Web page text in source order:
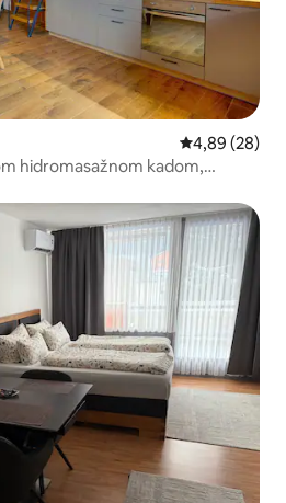
Prosječna
4,89 (28)
hidromasažnom kadom,